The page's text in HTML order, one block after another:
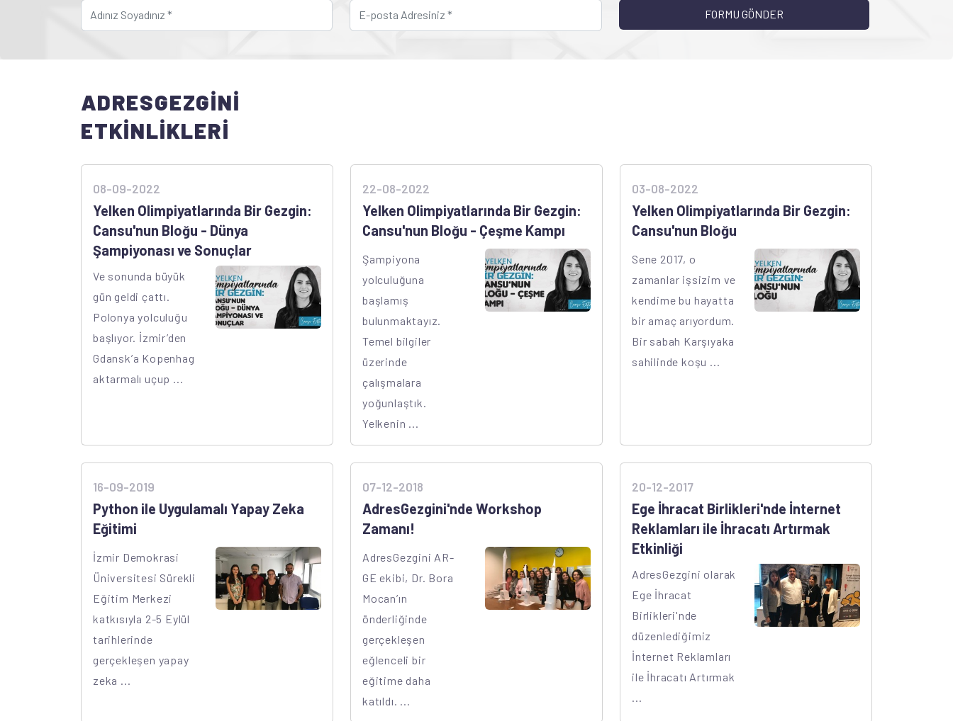
ADRESGEZGINI
ETKINLIKLERI
08-09-2022
Yelken Olimpiyatlarında Bir Gezgin:
Cansu'nun Bloğu - Dünya
Şampiyonası ve Sonuçlar
Ve sonunda büyük
gün geldi çattı.
Polonya yolculuğu
başlıyor. İzmir’den
Gdansk’a Kopenhag
aktarmalı uçup ...
22-08-2022
Yelken Olimpiyatlarında Bir Gezgin:
Cansu'nun Bloğu - Çeşme Kampı
Şampiyona
yolculuğuna
başlamış
bulunmaktayız.
Temel bilgiler
üzerinde
çalışmalara
yoğunlaştık.
Yelkenin ...
03-08-2022
Yelken Olimpiyatlarında Bir Gezgin:
Cansu'nun Bloğu
Sene 2017, o
zamanlar işsizim ve
kendime bu hayatta
bir amaç arıyordum.
Bir sabah Karşıyaka
sahilinde koşu ...
16-09-2019
Python ile Uygulamalı Yapay Zeka
Eğitimi
İzmir Demokrasi
Üniversitesi Sürekli
Eğitim Merkezi
katkısıyla 2-5 Eylül
tarihlerinde
gerçekleşen yapay
zeka ...
07-12-2018
AdresGezgini'nde Workshop
Zamanı!
AdresGezgini AR-
GE ekibi, Dr. Bora
Mocan’ın
önderliğinde
gerçekleşen
eğlenceli bir
eğitime daha
katıldı. ...
20-12-2017
Ege İhracat Birlikleri'nde İnternet
Reklamları ile İhracatı Artırmak
Etkinliği
AdresGezgini olarak
Ege İhracat
Birlikleri'nde
düzenlediğimiz
İnternet Reklamları
ile İhracatı Artırmak